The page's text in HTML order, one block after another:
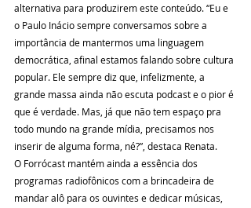
alternativa para produzirem este conteúdo. “Eu e
o Paulo Inácio sempre conversamos sobre a
importância de mantermos uma linguagem
democrática, afinal estamos falando sobre cultura
popular. Ele sempre diz que, infelizmente, a
grande massa ainda não escuta podcast e o pior é
que é verdade. Mas, já que não tem espaço pra
todo mundo na grande mídia, precisamos nos
inserir de alguma forma, né?”, destaca Renata.
O Forrócast mantém ainda a essência dos
programas radiofônicos com a brincadeira de
mandar alô para os ouvintes e dedicar músicas,